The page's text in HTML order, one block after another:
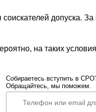
допуска. За
на таких
Собираетесь вступить в
Обращайтесь, мы поможем.